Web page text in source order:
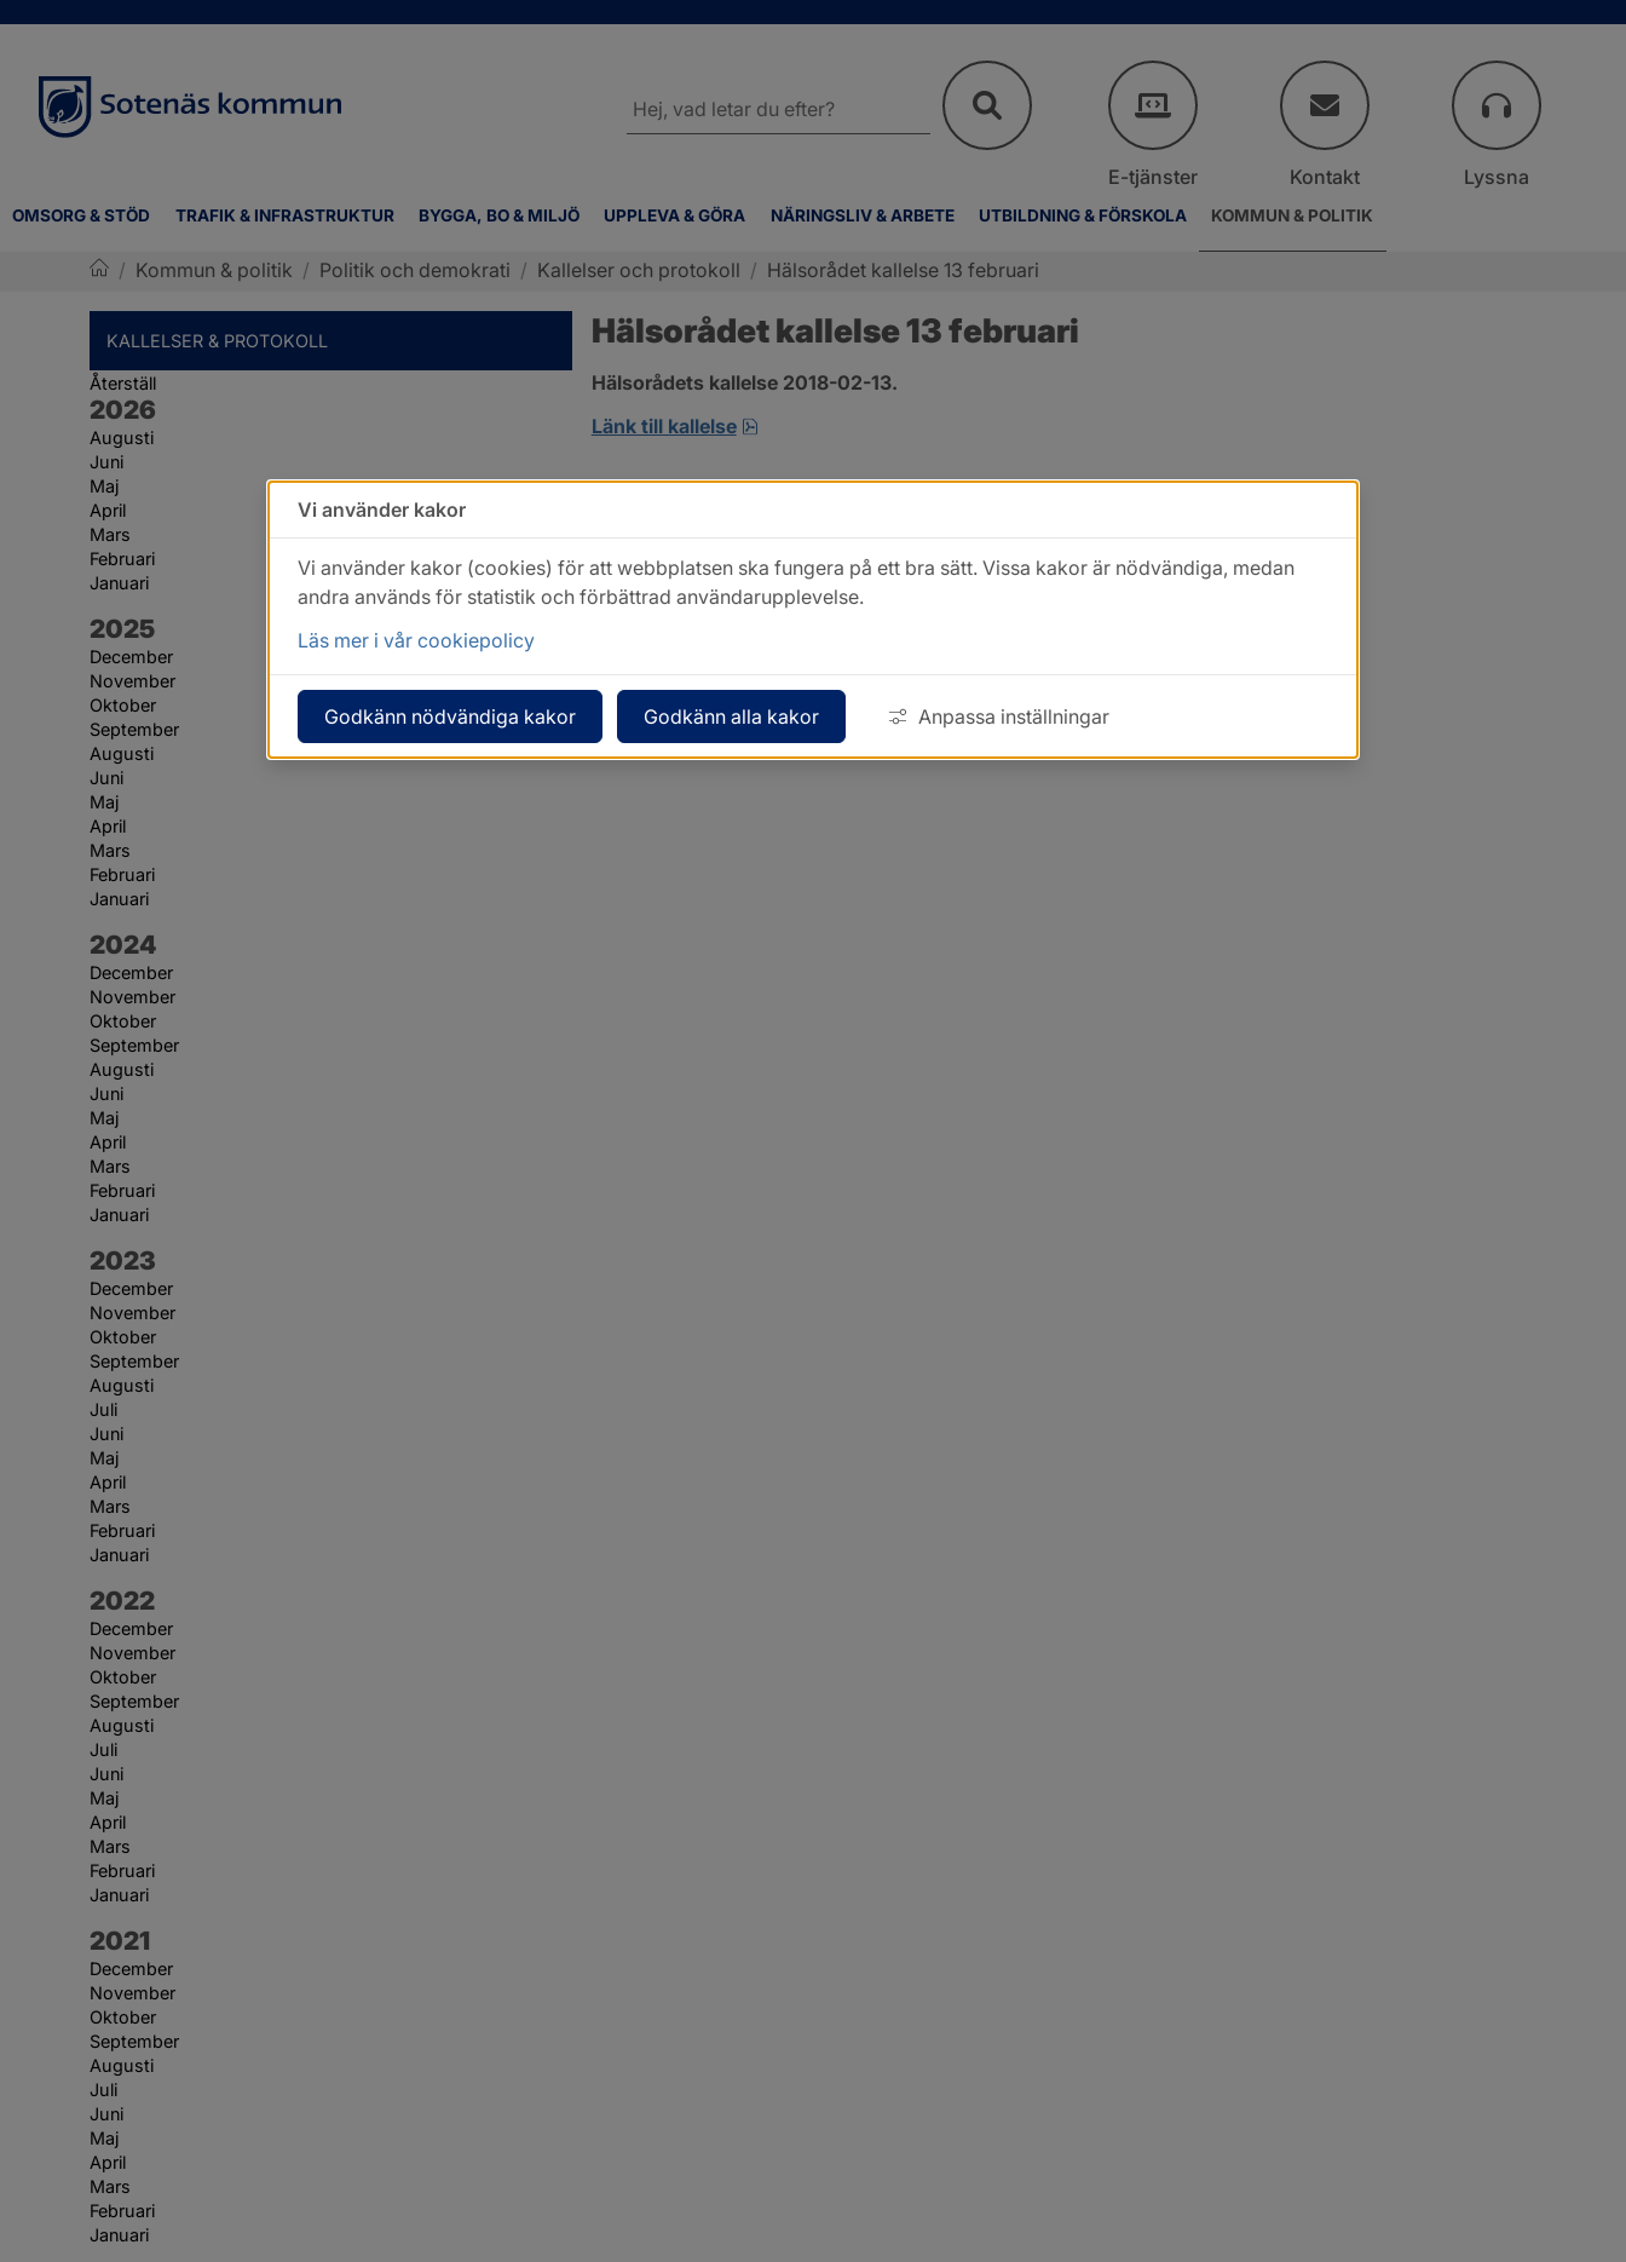
OMSORG & STÖD TRAFIK & INFRASTRUKTUR BYGGA, BO & MILJÖ UPPLEVA & GÖRA NÄRINGSLIV & ARBETE UTBILDNING & FÖRSKOLA KOMMUN & POLITIK
webbplatsen
E-tjänster Kontakt Lyssna
/ Kommun & politik / Politik och demokrati / Kallelser och protokoll / Hälsorådet kallelse 13 februari
KALLELSER & PROTOKOLL
Återställ
År:
2026
Augusti
Juni
Maj
April
Mars
Februari
Januari
År:
2025
December
November
Oktober
September
Augusti
Juni
Maj
April
Mars
Februari
Januari
År:
2024
December
November
Oktober
September
Augusti
Juni
Maj
April
Mars
Februari
Januari
År:
2023
December
November
Oktober
September
Augusti
Juli
Juni
Maj
April
Mars
Februari
Januari
År:
2022
December
November
Oktober
September
Augusti
Juli
Juni
Maj
April
Mars
Februari
Januari
År:
2021
December
November
Oktober
September
Augusti
Juli
Juni
Maj
April
Mars
Februari
Januari
Hälsorådet kallelse 13 februari
Hälsorådets kallelse 2018-02-13.
Länk till kallelse
pdf.
Vi använder kakor
Vi använder kakor (cookies) för att webbplatsen ska fungera på ett bra sätt. Vissa kakor är nödvändiga, medan
andra används för statistik och förbättrad användarupplevelse.
Läs mer i vår cookiepolicy
Godkänn nödvändiga kakor Godkänn alla kakor Anpassa inställningar